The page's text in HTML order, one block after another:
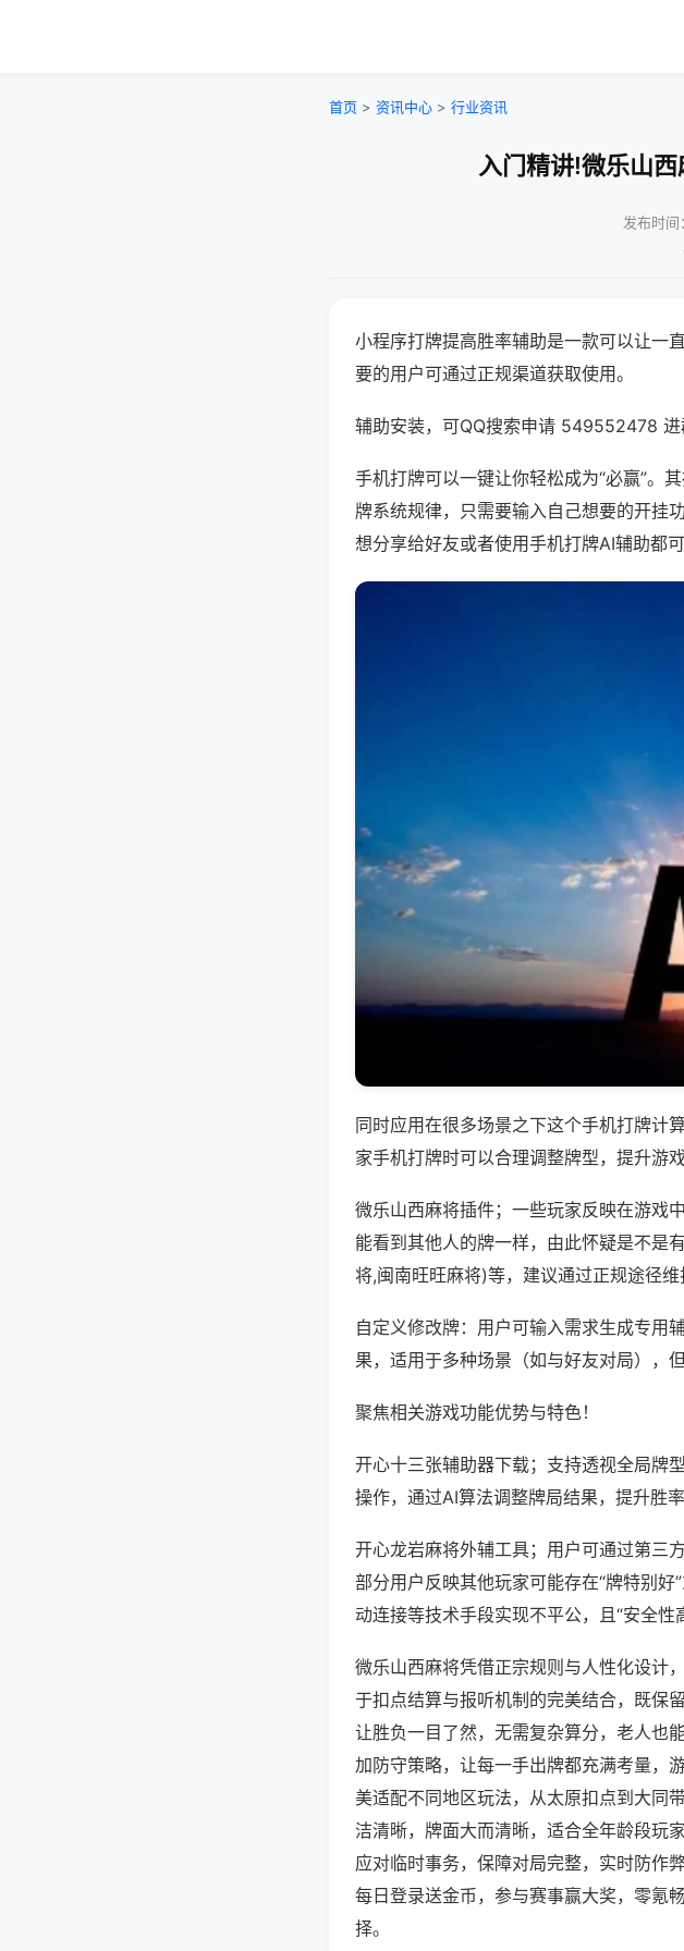
首页 > 资讯中心 > 行业资讯
入门精讲!微乐山
发布时
小程序打牌提高胜率辅助是一款可以让一
要的用户可通过正规渠道获取使用。
辅助安装，可QQ搜索申请 549552478 进
手机打牌可以一键让你轻松成为“必赢”。
牌系统规律，只需要输入自己想要的开挂
想分享给好友或者使用手机打牌AI辅助都可
同时应用在很多场景之下这个手机打牌计
家手机打牌时可以合理调整牌型，提升游
微乐山西麻将插件；一些玩家反映在游戏
能看到其他人的牌一样，由此怀疑是不是
将,闽南旺旺麻将)等，建议通过正规途径维
自定义修改牌：用户可输入需求生成专用
果，适用于多种场景（如与好友对局），
聚焦相关游戏功能优势与特色！
开心十三张辅助器下载；支持透视全局牌
操作，通过AI算法调整牌局结果，提升胜率
开心龙岩麻将外辅工具；用户可通过第三
部分用户反映其他玩家可能存在“牌特别好
动连接等技术手段实现不平公，且“安全性
微乐山西麻将凭借正宗规则与人性化设计
于扣点结算与报听机制的完美结合，既保
让胜负一目了然，无需复杂算分，老人也
加防守策略，让每一手出牌都充满考量，
美适配不同地区玩法，从太原扣点到大同
洁清晰，牌面大而清晰，适合全年龄段玩
应对临时事务，保障对局完整，实时防作
每日登录送金币，参与赛事赢大奖，零氪
择。